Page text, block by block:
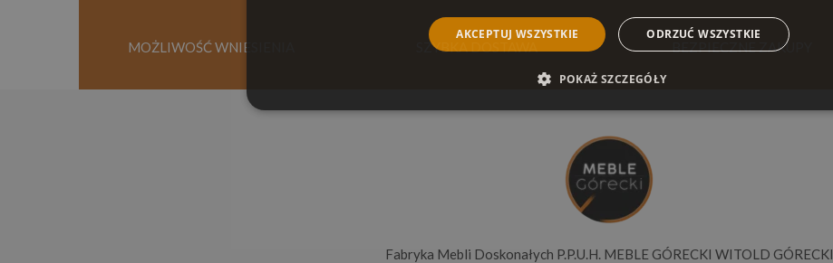
MOŻLIWOŚĆ WNIESIENIA SZYBKA DOSTAWA BEZPIECZNE ZAKUPY
Fabryka Mebli Doskonałych P.P.U.H. MEBLE GÓRECKI WITOLD GÓRECKI
AKCEPTUJ WSZYSTKIE ODRZUĆ WSZYSTKIE
POKAŻ SZCZEGÓŁY